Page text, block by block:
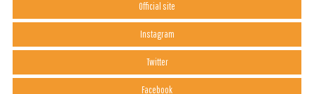
Official site
Instagram
Twitter
Facebook